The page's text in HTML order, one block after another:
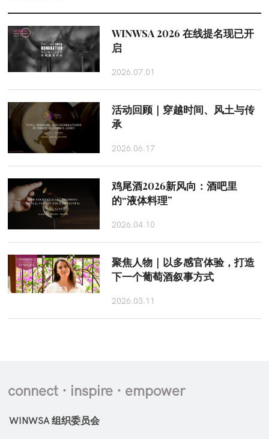
WINWSA 2026 在线提名现已开
启
2026.07.01
活动回顾｜穿越时间、风土与传
承
2026.06.17
鸡尾酒2026新风向：酒吧里
的“液体料理”
2026.04.10
聚焦人物｜以多感官体验，打造
下一个葡萄酒叙事方式
2026.03.11
connect · inspire · empower
WINWSA 组织委员会